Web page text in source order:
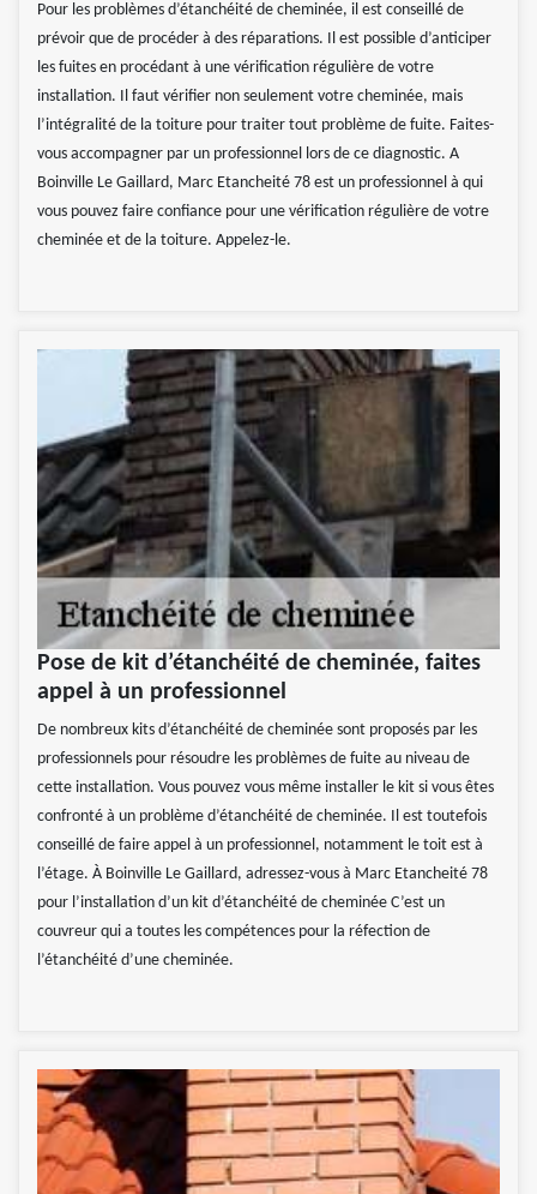
Pour les problèmes d’étanchéité de cheminée, il est conseillé de
prévoir que de procéder à des réparations. Il est possible d’anticiper
les fuites en procédant à une vérification régulière de votre
installation. Il faut vérifier non seulement votre cheminée, mais
l’intégralité de la toiture pour traiter tout problème de fuite. Faites-
vous accompagner par un professionnel lors de ce diagnostic. A
Boinville Le Gaillard, Marc Etancheité 78 est un professionnel à qui
vous pouvez faire confiance pour une vérification régulière de votre
cheminée et de la toiture. Appelez-le.
Pose de kit d’étanchéité de cheminée, faites
appel à un professionnel
De nombreux kits d’étanchéité de cheminée sont proposés par les
professionnels pour résoudre les problèmes de fuite au niveau de
cette installation. Vous pouvez vous même installer le kit si vous êtes
confronté à un problème d’étanchéité de cheminée. Il est toutefois
conseillé de faire appel à un professionnel, notamment le toit est à
l’étage. À Boinville Le Gaillard, adressez-vous à Marc Etancheité 78
pour l’installation d’un kit d’étanchéité de cheminée C’est un
couvreur qui a toutes les compétences pour la réfection de
l’étanchéité d’une cheminée.